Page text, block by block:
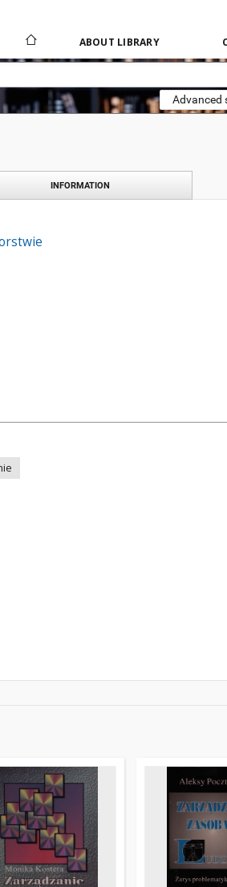
ABOUT LIBRARY
Advanced
INFORMATION